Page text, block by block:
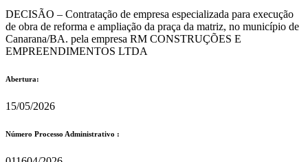
DECISÃO – Contratação de empresa especializada para execução
de obra de reforma e ampliação da praça da matriz, no município de
Canarana/BA. pela empresa RM CONSTRUÇÕES E
EMPREENDIMENTOS LTDA
Abertura:
15/05/2026
Número Processo Administrativo :